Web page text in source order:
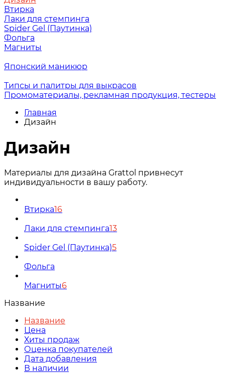
Втирка
Лаки для стемпинга
Spider Gel (Паутинка)
Фольга
Магниты
Японский маникюр
Типсы и палитры для выкрасов
Промоматериалы, рекламная продукция, тестеры
Главная
Дизайн
Дизайн
Материалы для дизайна Grattol привнесут
индивидуальности в вашу работу.
Втирка16
Лаки для стемпинга13
Spider Gel (Паутинка)5
Фольга
Магниты6
Название
Название
Цена
Хиты продаж
Оценка покупателей
Дата добавления
В наличии